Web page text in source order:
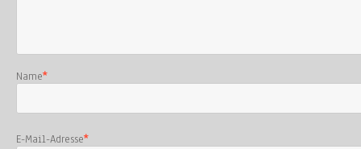
Name*
E-Mail-Adresse*